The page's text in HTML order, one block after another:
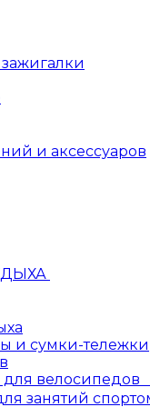
и аксессуаров
и сумки-тележки
для велосипедов
занятий